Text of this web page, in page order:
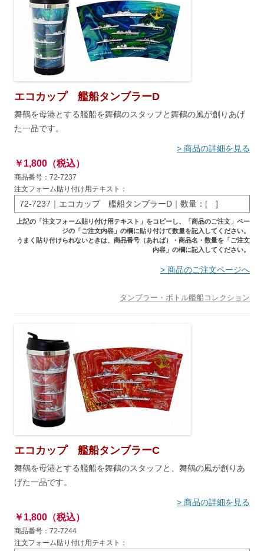
エコカップ 艦船タンブラーD
舞鶴を母港とする艦船を舞鶴のスタッフと舞鶴の風が創りあげ
た一品です。
> 商品の詳細を見る
￥1,800（税込）
商品番号：72-7237
注文フォーム貼り付け用テキスト：
72-7237｜エコカップ 艦船タンブラーD｜数量：[ ]
上記の「注文フォーム貼り付け用テキスト」をコピーし、「商品のご注文」ペー
ジの「ご注文内容」の欄に貼り付けて数量を記入してください。
うまく貼り付けられないときは、商品番号（あれば）・商品名・数量を「ご注文
内容」の欄に記入してください。
> 商品のご注文ページへ
タンブラー・ボトル艦船コレクション
エコカップ 艦船タンブラーC
舞鶴を母港とする艦船を舞鶴のスタッフと、舞鶴の風が創りあ
げた一品です。
> 商品の詳細を見る
￥1,800（税込）
商品番号：72-7244
注文フォーム貼り付け用テキスト：